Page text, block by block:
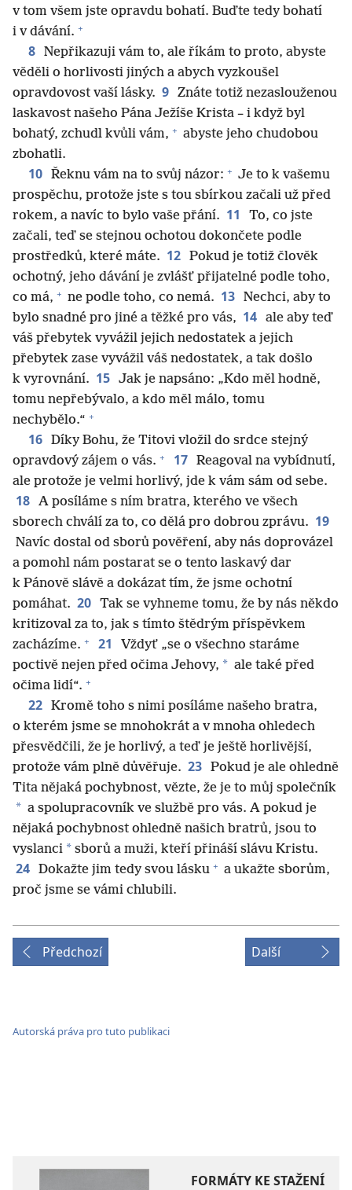
v tom všem jste opravdu bohatí. Buďte tedy bohatí
i v dávání. +
8 Nepřikazuji vám to, ale říkám to proto, abyste
věděli o horlivosti jiných a abych vyzkoušel
opravdovost vaší lásky. 9 Znáte totiž nezaslouženou
laskavost našeho Pána Ježíše Krista – i když byl
bohatý, zchudl kvůli vám, + abyste jeho chudobou
zbohatli.
10 Řeknu vám na to svůj názor: + Je to k vašemu
prospěchu, protože jste s tou sbírkou začali už před
rokem, a navíc to bylo vaše přání. 11
To, co jste
začali, teď se stejnou ochotou dokončete podle
prostředků, které máte. 12 Pokud je totiž člověk
ochotný, jeho dávání je zvlášť přijatelné podle toho,
co má, + ne podle toho, co nemá. 13 Nechci, aby to
bylo snadné pro jiné a těžké pro vás, 14 ale aby teď
váš přebytek vyvážil jejich nedostatek a jejich
přebytek zase vyvážil váš nedostatek, a tak došlo
k vyrovnání. 15 Jak je napsáno: „Kdo měl hodně,
tomu nepřebývalo, a kdo měl málo, tomu
nechybělo.“ +
16 Díky Bohu, že Titovi vložil do srdce stejný
opravdový zájem o vás. + 17 Reagoval na vybídnutí,
ale protože je velmi horlivý, jde k vám sám od sebe.
18 A posíláme s ním bratra, kterého ve všech
sborech chválí za to, co dělá pro dobrou zprávu. 19
Navíc dostal od sborů pověření, aby nás doprovázel
a pomohl nám postarat se o tento laskavý dar
k Pánově slávě a dokázat tím, že jsme ochotní
pomáhat. 20 Tak se vyhneme tomu, že by nás někdo
kritizoval za to, jak s tímto štědrým příspěvkem
zacházíme. + 21
Vždyť „se o všechno staráme
poctivě nejen před očima Jehovy, * ale také před
očima lidí“. +
22 Kromě toho s nimi posíláme našeho bratra,
o kterém jsme se mnohokrát a v mnoha ohledech
přesvědčili, že je horlivý, a teď je ještě horlivější,
protože vám plně důvěřuje. 23 Pokud je ale ohledně
Tita nějaká pochybnost, vězte, že je to můj společník
* a spolupracovník ve službě pro vás. A pokud je
nějaká pochybnost ohledně našich bratrů, jsou to
vyslanci * sborů a muži, kteří přináší slávu Kristu.
24 Dokažte jim tedy svou lásku + a ukažte sborům,
proč jsme se vámi chlubili.
Předchozí Další
Autorská práva pro tuto publikaci
FORMÁTY KE STAŽENÍ